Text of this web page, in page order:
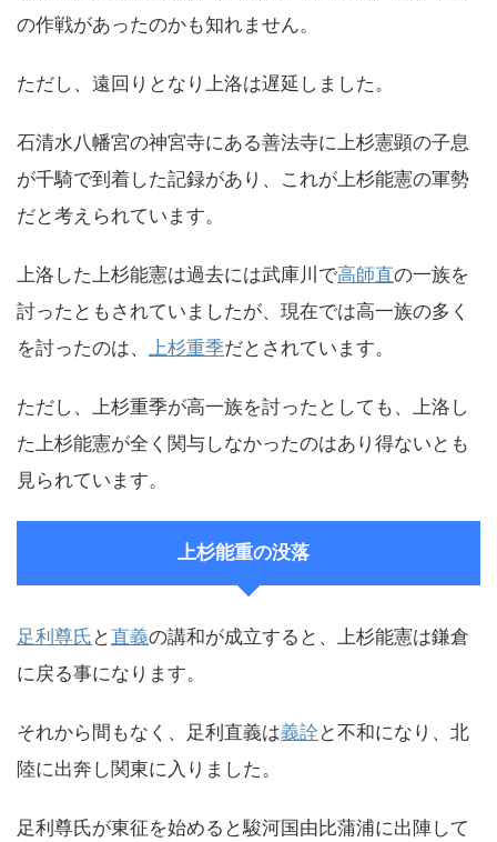
の作戦があったのかも知れません。
ただし、遠回りとなり上洛は遅延しました。
石清水八幡宮の神宮寺にある善法寺に上杉憲顕の子息
が千騎で到着した記録があり、これが上杉能憲の軍勢
だと考えられています。
上洛した上杉能憲は過去には武庫川で高師直の一族を
討ったともされていましたが、現在では高一族の多く
を討ったのは、 上杉重季だとされています。
ただし、上杉重季が高一族を討ったとしても、上洛し
た上杉能憲が全く関与しなかったのはあり得ないとも
見られています。
上杉能重の没落
足利尊氏 と 直義の講和が成立すると、上杉能憲は鎌倉
に戻る事になります。
それから間もなく、足利直義は義詮 と不和になり、北
陸に出奔し関東に入りました。
足利尊氏が東征を始めると駿河国由比蒲浦に出陣して